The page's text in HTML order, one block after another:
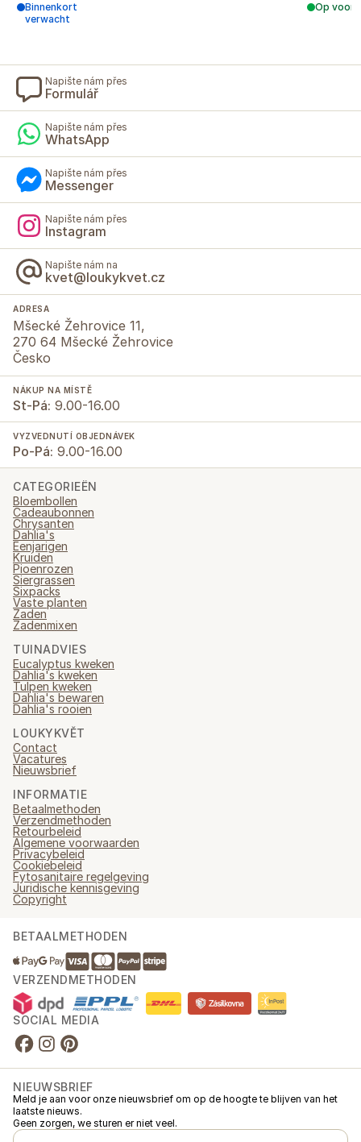
Binnenkort
verwacht
Op
Napište nám přes
Formulář
Napište nám přes
WhatsApp
Napište nám přes
Messenger
Napište nám přes
Instagram
Napište nám na
kvet@loukykvet.cz
ADRESA
Mšecké Žehrovice 11,
270 64 Mšecké Žehrovice
Česko
NÁKUP NA MÍSTĚ
St-Pá: 9.00-16.00
VYZVEDNUTÍ OBJEDNÁVEK
Po-Pá: 9.00-16.00
CATEGORIEËN
Bloembollen
Cadeaubonnen
Chrysanten
Dahlia's
Eenjarigen
Kruiden
Pioenrozen
Siergrassen
Sixpacks
Vaste planten
Zaden
Zadenmixen
TUINADVIES
Eucalyptus kweken
Dahlia's kweken
Tulpen kweken
Dahlia's bewaren
Dahlia's rooien
LOUKYKVĚT
Contact
Vacatures
Nieuwsbrief
INFORMATIE
Betaalmethoden
Verzendmethoden
Retourbeleid
Algemene voorwaarden
Privacybeleid
Cookiebeleid
Fytosanitaire regelgeving
Juridische kennisgeving
Copyright
BETAALMETHODEN
VERZENDMETHODEN
SOCIAL MEDIA
NIEUWSBRIEF
Meld je aan voor onze nieuwsbrief om op de hoogte te blijven van het
laatste nieuws.
Geen zorgen, we sturen er niet veel.